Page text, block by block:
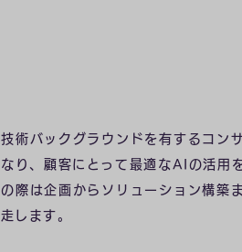
技術バックグラウンドを有するコン
なり、顧客にとって最適なAIの活用
の際は企画からソリューション構築
走します。